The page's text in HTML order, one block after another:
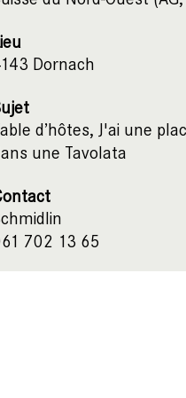
Dornach
d’hôtes, J'ai une
une Tavolata
702 13 65